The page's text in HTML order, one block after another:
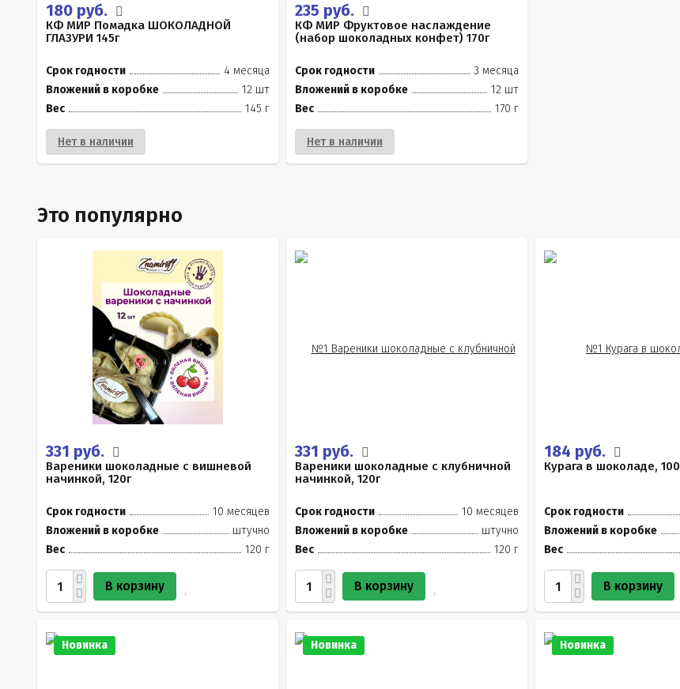
180 руб.
КФ МИР Помадка ШОКОЛАДНОЙ
ГЛАЗУРИ 145г
Срок годности
4 месяца
Вложений в коробке
12 шт
Вес
145 г
Нет в наличии
235 руб.
КФ МИР Фруктовое наслаждение
(набор шоколадных конфет) 170г
Срок годности
3 месяца
Вложений в коробке
12 шт
Вес
170 г
Нет в наличии
Это популярно
331 руб.
Вареники шоколадные с вишневой
начинкой, 120г
Срок годности
10 месяцев
Вложений в коробке
штучно
Вес
120 г
В корзину
331 руб.
Вареники шоколадные с клубничной
начинкой, 120г
Срок годности
10 месяцев
Вложений в коробке
штучно
Вес
120 г
В корзину
184 руб.
Курага в шоколаде,
Срок годности
Вложений в коробке
Вес
В корзину
Новинка Новинка Новинка